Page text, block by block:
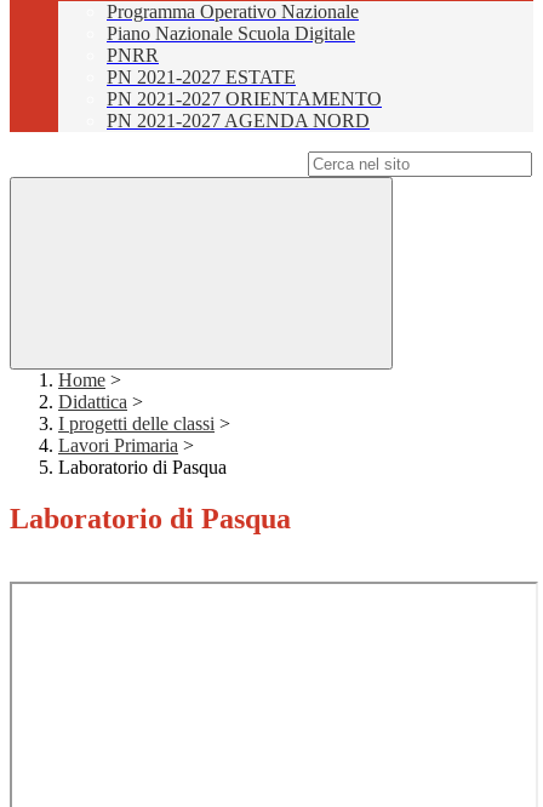
Programma Operativo Nazionale
Piano Nazionale Scuola Digitale
PNRR
PN 2021-2027 ESTATE
PN 2021-2027 ORIENTAMENTO
PN 2021-2027 AGENDA NORD
Home >
Didattica >
I progetti delle classi >
Lavori Primaria >
Laboratorio di Pasqua
Laboratorio di Pasqua